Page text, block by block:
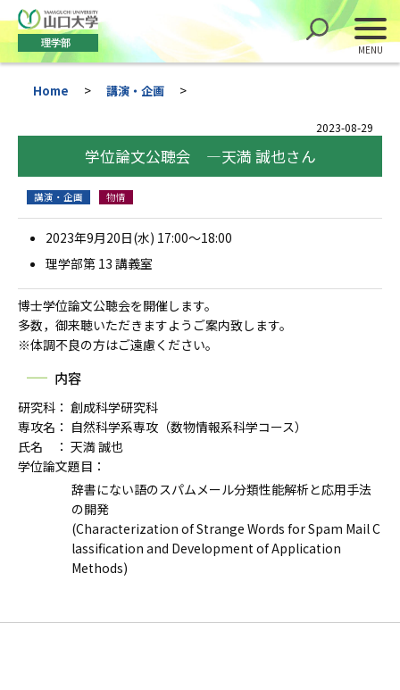
理学部
Home > 講演・企画 >
2023-08-29
学位論文公聴会 ―天満 誠也さん
講演・企画 物情
2023年9月20日(水) 17:00～18:00
理学部第 13 講義室
博士学位論文公聴会を開催します。
多数，御来聴いただきますようご案内致します。
※体調不良の方はご遠慮ください。
内容
研究科： 創成科学研究科
専攻名： 自然科学系専攻（数物情報系科学コース）
氏名 ： 天満 誠也
学位論文題目：
辞書にない語のスパムメール分類性能解析と応用手法
の開発
(Characterization ofStrange Words forSpam MailC
lassification and Development of Application
Methods)